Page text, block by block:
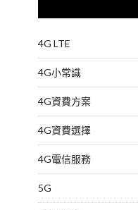
4G LTE
4G小常識
4G資費方案
4G資費選擇
4G電信服務
5G